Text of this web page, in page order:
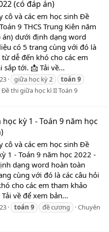
(có đáp án)
cô và các em học sinh Đề
9 THCS Trung Kiên năm
án) dưới định dạng word
có 5 trang cùng với đó là
dễ đến khó cho các em
tới. 📩 Tải về...
giữa học kỳ 2 toán 9
Đề thi giữa học kì II Toán 9
kỳ 1 - Toán 9 năm học
cô và các em học sinh Đề
1 - Toán 9 năm học 2022 -
dạng word hoàn toàn
cùng với đó là các câu hỏi
cho các em tham khảo
về để xem bản...
toán 9 đề cương
Chuyên